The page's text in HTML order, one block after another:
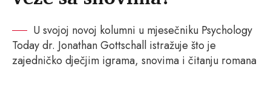
U svojoj novoj kolumni u mjesečniku Psychology
Today dr. Jonathan Gottschall istražuje što je
zajedničko dječjim igrama, snovima i čitanju romana